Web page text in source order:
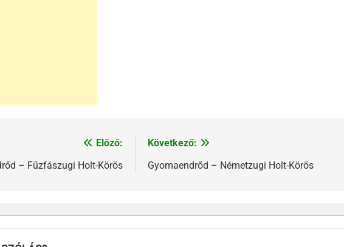
Előző:
– Fűzfászugi Holt-Körös
Következő:
Gyomaendrőd – Németzugi Holt-Körös